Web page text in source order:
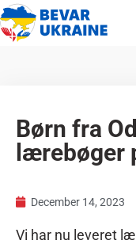
Børn fra
lærebøger
December 14, 2023
Vi har nu leveret